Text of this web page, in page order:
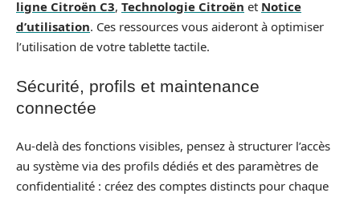
ligne Citroën C3, Technologie Citroën et Notice
d’utilisation. Ces ressources vous aideront à optimiser
l’utilisation de votre tablette tactile.
Sécurité, profils et maintenance
connectée
Au-delà des fonctions visibles, pensez à structurer l’accès
au système via des profils dédiés et des paramètres de
confidentialité : créez des comptes distincts pour chaque